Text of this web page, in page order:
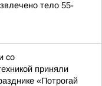
тело 55-
со
приняли
«Потрогай